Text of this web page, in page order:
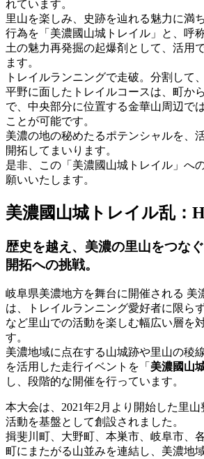
れています。
里山を楽しみ、史跡を辿れる魅力に満
行為を「美濃國山城トレイル」と、呼
土の魅力再発掘の起爆剤として、活用
ます。
トレイルランニングで走破。分割して
平野に面したトレイルコースは、町か
で、中央部分に位置する金華山周辺で
ことが可能です。
美濃の地の秘めたるポテンシャルを、
開拓してまいります。
是非、この「美濃國山城トレイル」へ
願いいたします。
美濃國山城トレイル乱：
歴史を越え、美濃の里山をつな
開拓への挑戦。
岐阜県美濃地方を舞台に開催される 美
は、トレイルランニング愛好者に限ら
など里山での活動を楽しむ幅広い層を
す。
美濃地域に点在する山城跡や里山の稜
を活用した走行イベントを「 美濃國山
し、段階的な開催を行っています。
本大会は、2021年2月より開始した里
活動を基盤として創設されました。
揖斐川町、大野町、本巣市、岐阜市、
町にまたがる山並みを連結し、美濃地